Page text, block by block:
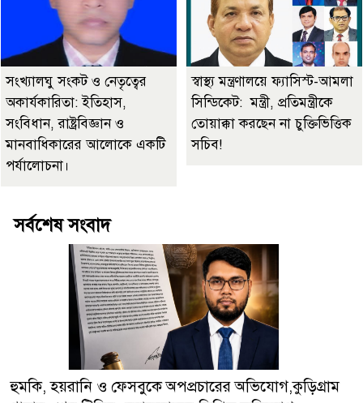
সংখ্যালঘু সংকট ও নেতৃত্বের
অকার্যকারিতা: ইতিহাস,
সংবিধান, রাষ্ট্রবিজ্ঞান ও
মানবাধিকারের আলোকে একটি
পর্যালোচনা।
স্বাস্থ্য মন্ত্রণালয়ে ফ্যাসিস্ট-আমলা
সিন্ডিকেট: মন্ত্রী, প্রতিমন্ত্রীকে
তোয়াক্কা করছেন না চুক্তিভিত্তিক
সচিব!
সর্বশেষ সংবাদ
হুমকি, হয়রানি ও ফেসবুকে অপপ্রচারের অভিযোগ,কুড়িগ্রাম